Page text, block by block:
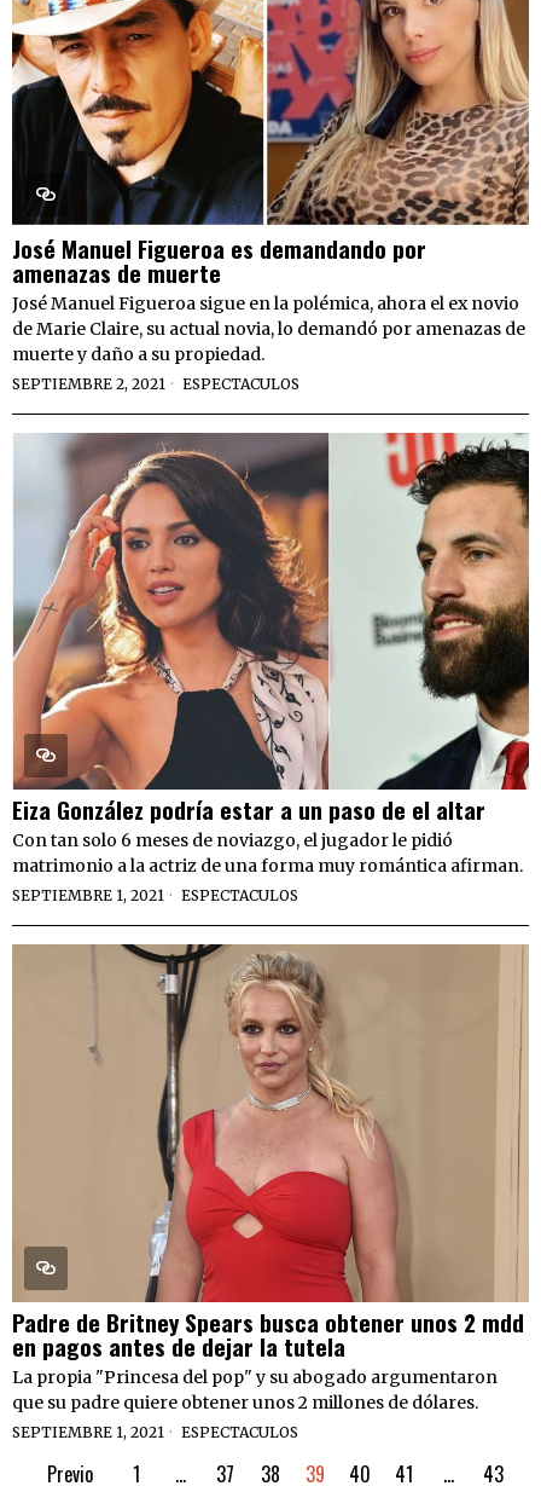
José Manuel Figueroa es demandando por
amenazas de muerte
José Manuel Figueroa sigue en la polémica, ahora el ex novio
de Marie Claire, su actual novia, lo demandó por amenazas de
muerte y daño a su propiedad.
SEPTIEMBRE 2, 2021 ESPECTACULOS
Eiza González podría estar a un paso de el altar
Con tan solo 6 meses de noviazgo, el jugador le pidió
matrimonio a la actriz de una forma muy romántica afirman.
SEPTIEMBRE 1, 2021 ESPECTACULOS
Padre de Britney Spears busca obtener unos 2 mdd
en pagos antes de dejar la tutela
La propia "Princesa del pop" y su abogado argumentaron
que su padre quiere obtener unos 2 millones de dólares.
SEPTIEMBRE 1, 2021 ESPECTACULOS
Previo 1 … 37 38 39 40 41 … 43